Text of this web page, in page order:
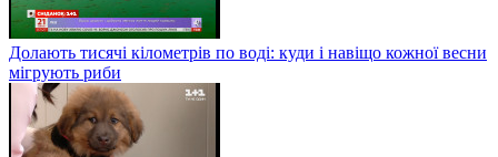
Долають тисячі кілометрів по воді: куди і навіщо кожної весни
мігрують риби